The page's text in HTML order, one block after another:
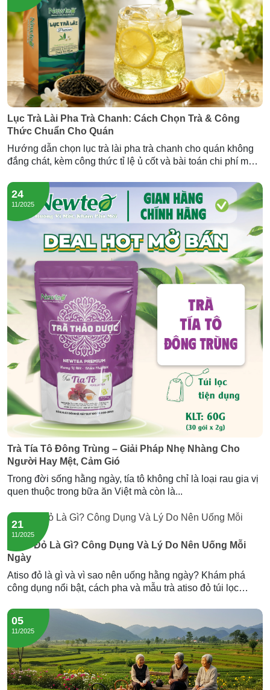
Lục Trà Lài Pha Trà Chanh: Cách Chọn Trà & Công
Thức Chuẩn Cho Quán
Hướng dẫn chọn lục trà lài pha trà chanh cho quán không
đắng chát, kèm công thức tỉ lệ ủ cốt và bài toán chi phí mỗi
24
11/2025
Trà Tía Tô Đông Trùng – Giải Pháp Nhẹ Nhàng Cho
Người Hay Mệt, Cảm Gió
Trong đời sống hằng ngày, tía tô không chỉ là loại rau gia vị
quen thuộc trong bữa ăn Việt mà còn là...
21
11/2025
Atiso Đỏ Là Gì? Công Dụng Và Lý Do Nên Uống Mỗi
Ngày
Atiso đỏ là gì và vì sao nên uống hằng ngày? Khám phá
công dụng nổi bật, cách pha và mẫu trà atiso đỏ túi lọc
05
11/2025